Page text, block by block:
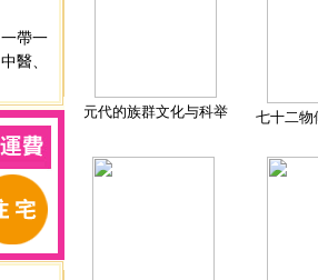
一帶一
中醫
元代的族群文化与科举 七十二物